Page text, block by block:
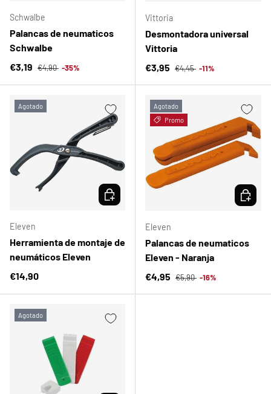
Schwalbe
Palancas de neumaticos
Schwalbe
Precio de venta
€3,19 Precio normal
€4,90 -35%
Vittoria
Desmontadora universal
Vittoria
Precio de venta
€3,95 Precio normal
€4,45 -11%
Agotado
Eleven
Herramienta de montaje de
neumáticos Eleven
Precio normal
€14,90
ELEGIR OPCIONES
Agotado
Promo
Eleven
Palancas de neumaticos
Eleven - Naranja
Precio de venta
€4,95 Precio normal
€5,90 -16%
ELEGIR
Agotado